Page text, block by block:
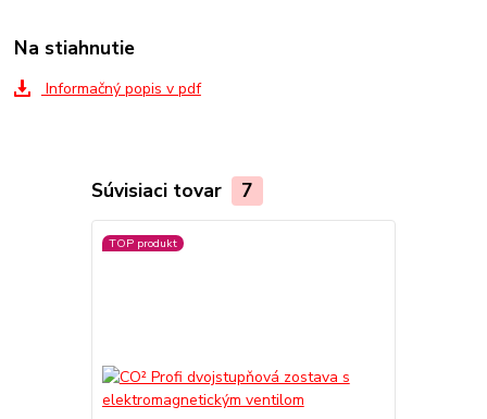
Na stiahnutie
Informačný popis v pdf
Súvisiaci tovar 7
TOP produkt